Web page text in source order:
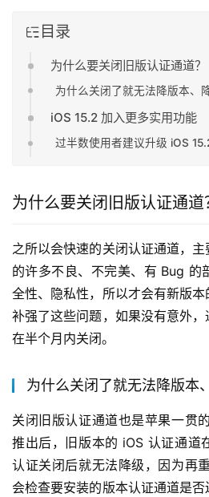
目录
为什么要关闭旧版认证通道？
为什么关闭了就无法降版本、
iOS 15.2 加入更多实用功能
过半数使用者建议升级 iOS
为什么要关闭旧版认证通道
之所以会快速的关闭认证通道，
的许多不良、不完美、有 Bug 的
全性、隐私性，所以才会有新版
补强了这些问题，如果没有意外
在半个月内关闭。
为什么关闭了就无法降版本
关闭旧版认证通道也是苹果一贯
推出后，旧版本的 iOS 认证通道
认证关闭后就无法降级，因为再
会检查要安装的版本认证通道是